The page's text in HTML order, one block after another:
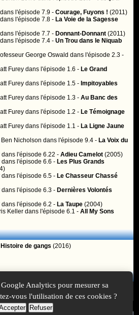
dans l'épisode 7.9 -Courage, Fuyons ! (2011)
dans l'épisode 7.8 - La Voie de la Sagesse
dans l'épisode 7.7 - Donnant-Donnant (2011)
dans l'épisode 7.4 -Un Trou dans le Niquab
George Oswald dans l'épisode 2.3 -
Furey dans l'épisode 1.6 - Le Grand
Furey dans l'épisode 1.5 - Impitoyables
Furey dans l'épisode 1.3 -Au Banc des
Furey dans l'épisode 1.2 - Le Témoignage
Furey dans l'épisode 1.1 - La Ligne Jaune
Ben Nicholson dans l'épisode 9.4 - La Voix du
dans l'épisode 6.22 -Adieu Camelot (2005)
dans l'épisode 6.6 - Les Plus Grands
dans l'épisode 6.5 - Le Chasseur Chassé
dans l'épisode 6.3 - Dernières Volontés
dans l'épisode 6.2 - La Taupe (2004)
Keller dans l'épisode 6.1 -All My Sons
Histoire de gangs (2016)
aux fonctionnalités réservées aux
n'êtes pasinscritouidentifié.
Analytics pour mesurer sa
vous l'utilisation de ces cookies ?
Refuser